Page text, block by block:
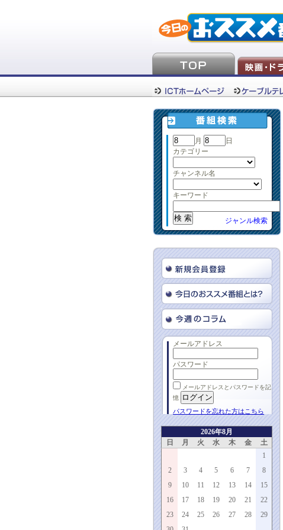
月
日
カテゴリー
チャンネル名
キーワード
ジャンル検索
メールアドレス
パスワード
メールアドレスとパスワードを記
憶
パスワードを忘れた方はこちら
2026年8月
日
月 火 水 木 金
土
1
2
3 4 5 6 7
8
9
10 11 12 13 14
15
16
17 18 19 20 21
22
23
24 25 26 27 28
29